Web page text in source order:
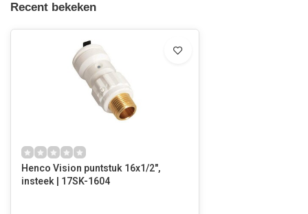
Recent bekeken
Henco Vision puntstuk 16x1/2",
insteek | 17SK-1604